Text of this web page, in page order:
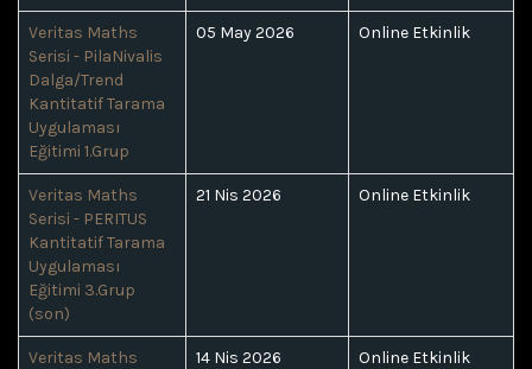
Veritas Maths
Serisi - PilaNivalis
Dalga/Trend
Kantitatif Tarama
Uygulaması
Eğitimi 1.Grup
05 May 2026 Online Etkinlik
Veritas Maths
Serisi - PERITUS
Kantitatif Tarama
Uygulaması
Eğitimi 3.Grup
(son)
21 Nis 2026 Online Etkinlik
Veritas Maths
14 Nis 2026 Online Etkinlik